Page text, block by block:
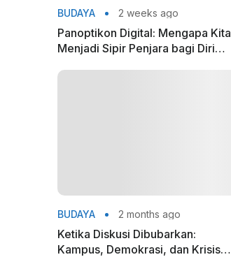
BUDAYA 2 weeks ago
Panoptikon Digital: Mengapa Kita
Menjadi Sipir Penjara bagi Diri
BUDAYA 2 months ago
Ketika Diskusi Dibubarkan:
Kampus, Demokrasi, dan Krisis